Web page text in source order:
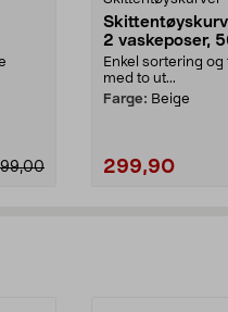
Skittentøyskurv
2 vaskeposer,
cm
Enkel sortering og
med to ut...
Farge: Beige
299,90